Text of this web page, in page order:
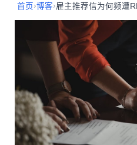
首页 ›博客›雇主推荐信为何频遭